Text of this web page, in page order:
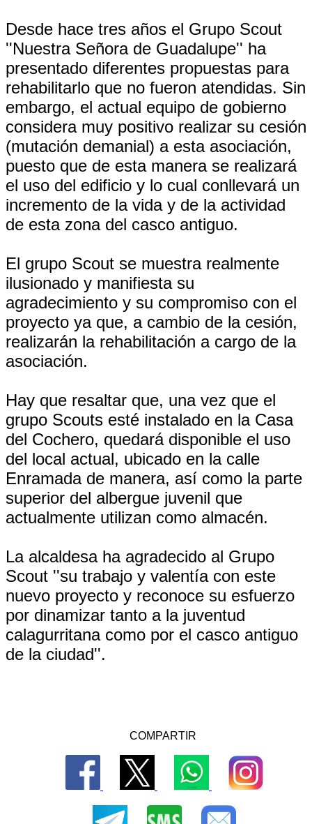
Desde hace tres años el Grupo Scout
''Nuestra Señora de Guadalupe'' ha
presentado diferentes propuestas para
rehabilitarlo que no fueron atendidas. Sin
embargo, el actual equipo de gobierno
considera muy positivo realizar su cesión
(mutación demanial) a esta asociación,
puesto que de esta manera se realizará
el uso del edificio y lo cual conllevará un
incremento de la vida y de la actividad
de esta zona del casco antiguo.
El grupo Scout se muestra realmente
ilusionado y manifiesta su
agradecimiento y su compromiso con el
proyecto ya que, a cambio de la cesión,
realizarán la rehabilitación a cargo de la
asociación.
Hay que resaltar que, una vez que el
grupo Scouts esté instalado en la Casa
del Cochero, quedará disponible el uso
del local actual, ubicado en la calle
Enramada de manera, así como la parte
superior del albergue juvenil que
actualmente utilizan como almacén.
La alcaldesa ha agradecido al Grupo
Scout ''su trabajo y valentía con este
nuevo proyecto y reconoce su esfuerzo
por dinamizar tanto a la juventud
calagurritana como por el casco antiguo
de la ciudad''.
COMPARTIR